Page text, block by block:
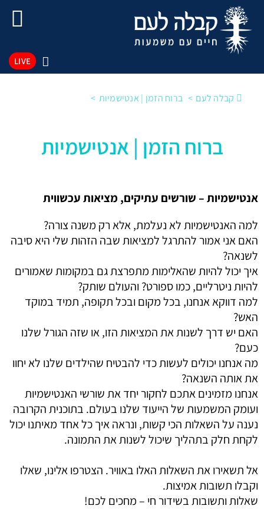
LIVE
ברוח הזמן | אנטישמיות
ברוח הזמן | אנטישמיות
אנטישמיות – שורשים עתיקים, מציאות עכשווית
למה האנטישמיות לא נעלמת, אלא רק משנה צורה?
האם אני אמור להתרגל למציאות שבה הזהות שלי היא סיבה
לשנאה?
איך יכול להיות שהאלימות מתפרצת גם במקומות שאמורים
להיות ניטרליים, כמו ספורט? והעולם שותק?
למה דווקא אנחנו, בכל מקום ובכל תקופה, תמיד במוקד
האש?
האם יש דרך לשנות את המציאות הזו, או שזה הגורל שלנו
כעם?
מה אנחנו יכולים לעשות כדי להבטיח שהילדים שלנו לא יחוו
את אותה השנאה?
אנחנו מזמינים אתכם לחקור יחד את שורשי האנטישמיות
ועומק המשמעות של הייעוד שלנו בעולם. בתוכנית הקרובה
נענה על השאלות הכי קשות, ונראה איך כל אחד מאיתנו יכול
לקחת חלק בתהליך שיכול לשנות את התמונה.
אל תשאירו את השאלות האלו באוויר. הצטרפו אלינו, שאלו
וקבלו תשובות אמיצות.
שאלות ותשובות בשידור חי – מחכים לכם!